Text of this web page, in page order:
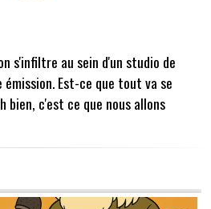
s'infiltre au sein d'un studio de
Est-ce que tout va se
bien, c'est ce que nous allons